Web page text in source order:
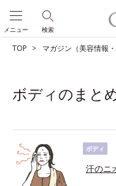
検索
メニュー
TOP マガジン（美容情報・
ボディのまと
ボディ
汗のニ